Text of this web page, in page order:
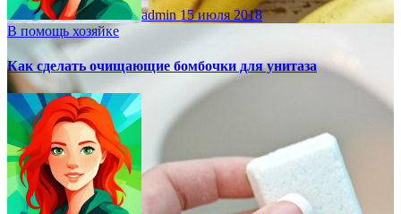
admin 15 июля 2018
В помощь хозяйке
Как сделать очищающие бомбочки для унитаза